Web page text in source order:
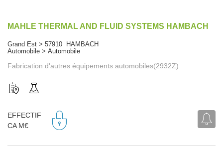
MAHLE THERMAL AND FLUID SYSTEMS HAMBACH
Grand Est > 57910 HAMBACH
Automobile > Automobile
Fabrication d'autres équipements automobiles(2932Z)
EFFECTIF
CA M€